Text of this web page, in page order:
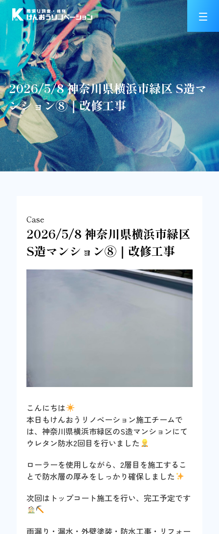
2026/5/8 神奈川県横浜市緑区 S造マ
ンション⑧｜改修工事
Case
2026/5/8 神奈川県横浜市緑区
S造マンション⑧｜改修工事
こんにちは
本日もけんおうリノベーション施工チームで
は、神奈川県横浜市緑区のS造マンションにて
ウレタン防水2回目を行いました
ローラーを使用しながら、2層目を施工するこ
とで防水層の厚みをしっかり確保しました
次回はトップコート施工を行い、完工予定です
雨漏り・漏水・外壁塗装・防水工事・リフォー